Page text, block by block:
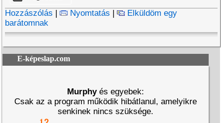
Hozzászólás | Nyomtatás |
Elküldöm egy
barátomnak
E-képeslap.com
Murphyés egyebek:
Csak az a program működik hibátlanul, amelyikre
senkinek nincs szüksége.